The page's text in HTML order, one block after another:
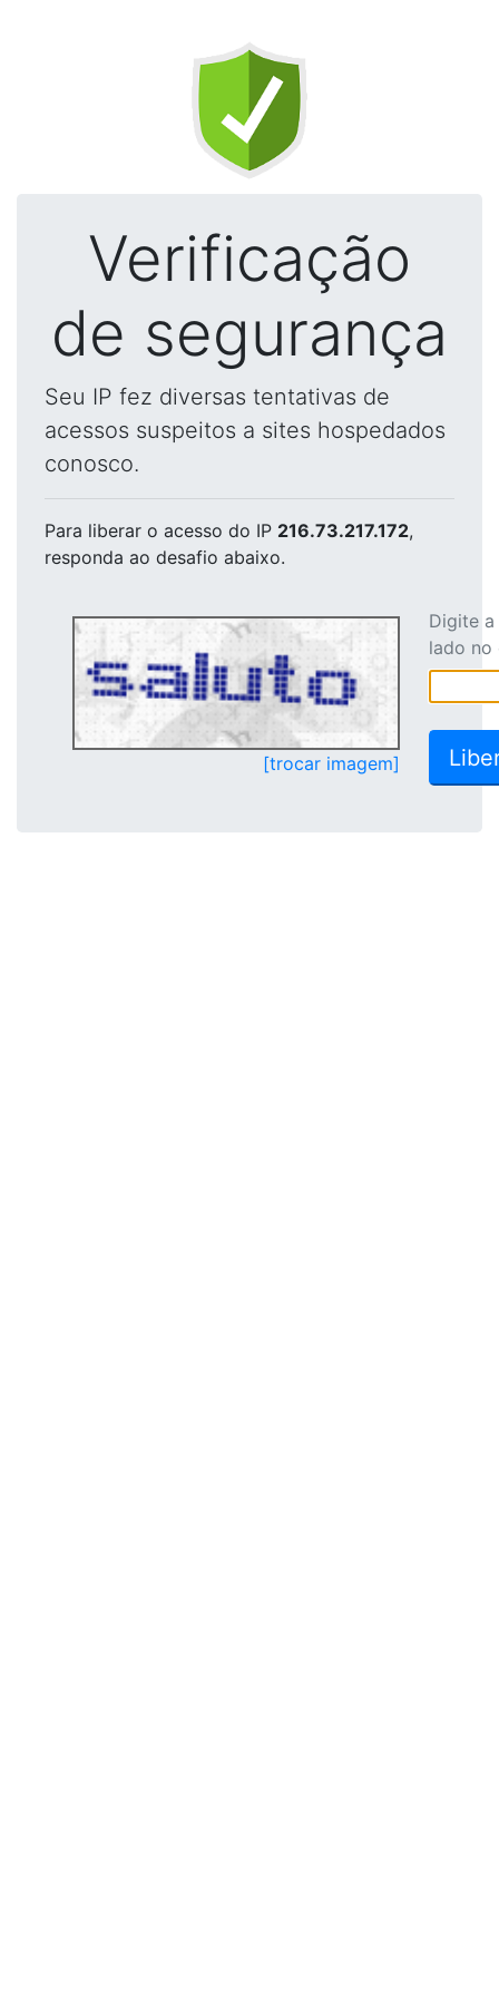
Verificação
de segurança
Seu IP fez diversas tentativas de
acessos suspeitos a sites hospedados
conosco.
Para liberar o acesso do IP 216.73.217.172,
responda ao desafio abaixo.
[trocar imagem]
Digite
lado no